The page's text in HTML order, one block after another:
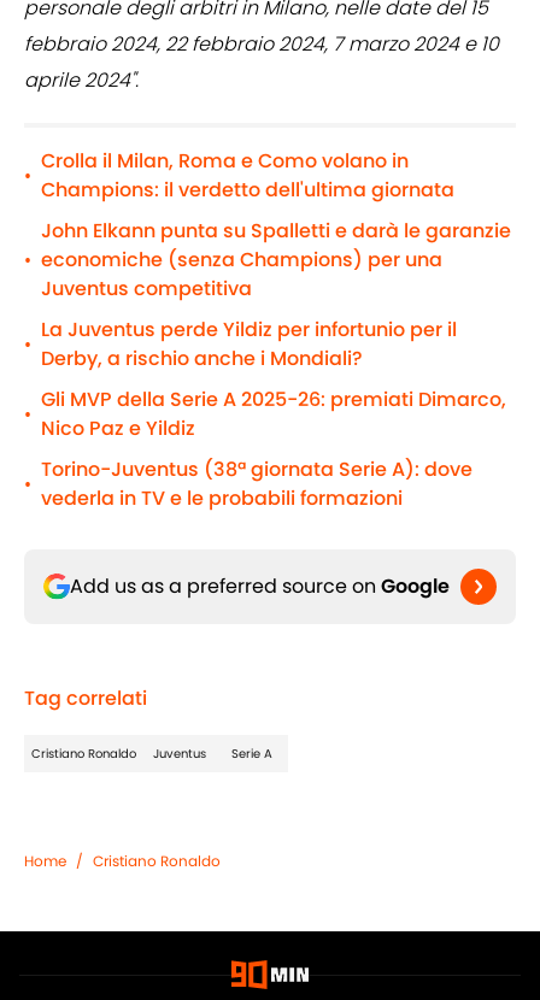
personale degli arbitri in Milano, nelle date del 15
febbraio 2024, 22 febbraio 2024, 7 marzo 2024 e 10
aprile 2024".
•
Crolla il Milan, Roma e Como volano in
Champions: il verdetto dell'ultima giornata
•
John Elkann punta su Spalletti e darà le garanzie
economiche (senza Champions) per una
Juventus competitiva
•
La Juventus perde Yildiz per infortunio per il
Derby, a rischio anche i Mondiali?
•
Gli MVP della Serie A 2025-26: premiati Dimarco,
Nico Paz e Yildiz
•
Torino-Juventus (38ª giornata Serie A): dove
vederla in TV e le probabili formazioni
Add us as a preferred source on Google
Tag correlati
Cristiano Ronaldo Juventus Serie A
Home / Cristiano Ronaldo